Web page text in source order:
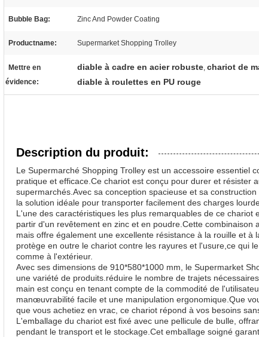
Bubble Bag: Zinc And Powder Coating
Productname: Supermarket Shopping Trolley
Mettre en
évidence:
diable à cadre en acier robuste, chariot de
diable à roulettes en PU rouge
Description du produit:
Le Supermarché Shopping Trolley est un accessoire essentiel
pratique et efficace.Ce chariot est conçu pour durer et résister
supermarchés.Avec sa conception spacieuse et sa
la solution idéale pour transporter facilement des charges
L'une des caractéristiques les plus remarquables de ce chariot
partir d'un revêtement en zinc et en poudre.Cette combinaison
mais offre également une excellente résistance à la rouille et
protège en outre le chariot contre les rayures et l'usure,ce qui
comme à l'extérieur.
Avec ses dimensions de 910*580*1000 mm, le Supermarket
une variété de produits.réduire le nombre de trajets
main est conçu en tenant compte de la commodité de
manœuvrabilité facile et une manipulation ergonomique.Que
que vous achetiez en vrac, ce chariot répond à vos besoins
L'emballage du chariot est fixé avec une pellicule de bulle,
pendant le transport et le stockage.Cet emballage soigné